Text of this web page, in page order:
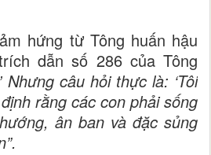
hứng từ Tông huấn hậu
dẫn số 286 của Tông
câu hỏi thực là: ‘Tôi
rằng các con phải sống
ân ban và đặc sủng